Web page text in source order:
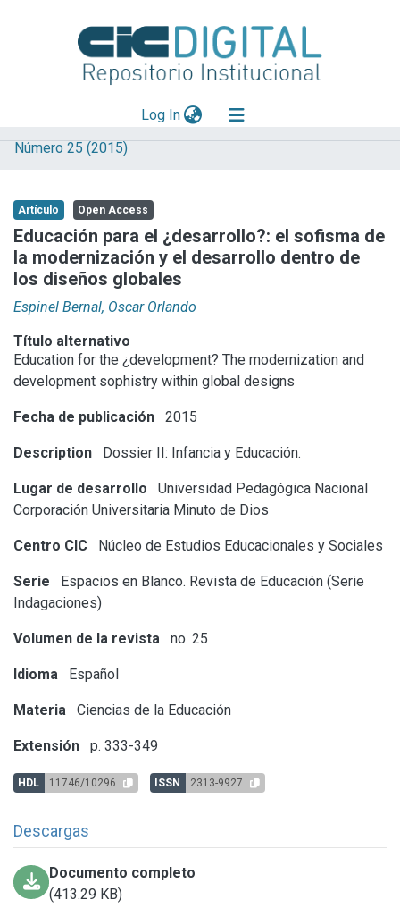
Log In(current)
Explorar
Aportar material
Statistics
Número 25 (2015)
Artículo Open Access
Educación para el ¿desarrollo?: el sofisma de
la modernización y el desarrollo dentro de
los diseños globales
Espinel Bernal, Oscar Orlando
Título alternativo
Education for the ¿development? The modernization and
development sophistry within global designs
Fecha de publicación 2015
Description Dossier II: Infancia y Educación.
Lugar de desarrollo
Universidad Pedagógica Nacional
Corporación Universitaria Minuto de Dios
Centro CIC Núcleo de Estudios Educacionales y Sociales
Serie
Espacios en Blanco. Revista de Educación (Serie
Indagaciones)
Volumen de la revista no. 25
Idioma Español
Materia Ciencias de la Educación
Extensión p. 333-349
HDL 11746/10296 ISSN 2313-9927
Descargas
Documento completo
(413.29 KB)